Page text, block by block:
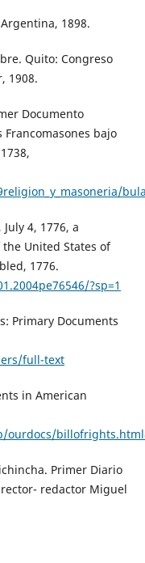
1898.
Quito: Congreso
1908.
Documento
bajo
4, 1776, a
United States of
1776.
?sp=1
Primary Documents
full-text
in American
Primer Diario
redactor Miguel